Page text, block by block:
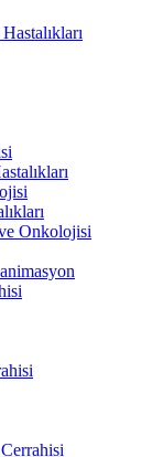
Onkolojisi